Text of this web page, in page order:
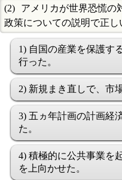
アメリカが世界恐慌の
政策についての説明で正し
1) 自国の産業を保護す
行った。
2) 新規まき直しで、市
3) 五ヵ年計画の計画経
た。
4) 積極的に公共事業を
を上向かせた。